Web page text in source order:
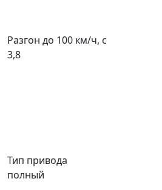
Разгон до 100 км/ч, с
3,8
Тип привода
полный